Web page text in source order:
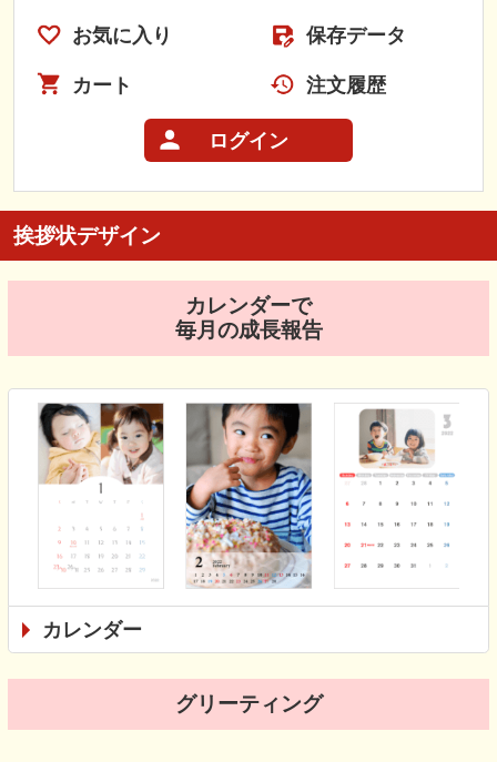
お気に入り 保存データ
カート 注文履歴
ログイン
挨拶状デザイン
カレンダーで
毎月の成長報告
カレンダー
グリーティング